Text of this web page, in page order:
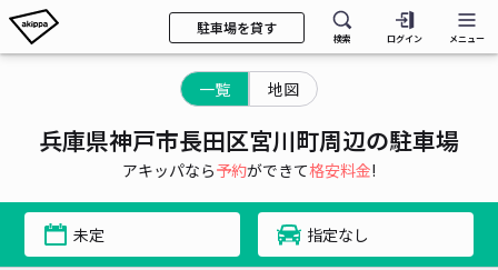
駐車場を貸す
検索 ログイン メニュー
一覧 地図
兵庫県神戸市長田区宮川町周辺の駐車場
アキッパなら予約ができて格安料金!
未定 指定なし